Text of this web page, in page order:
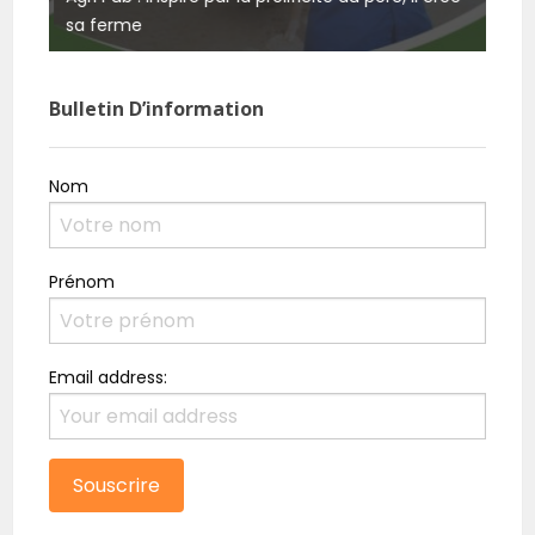
sa ferme
Bulletin D’information
Nom
Prénom
Email address: